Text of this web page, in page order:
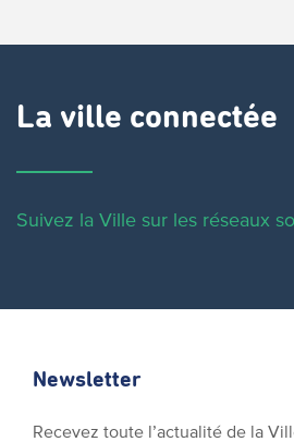
La ville connectée
Suivez la Ville sur les réseaux
Newsletter
Recevez toute l’actualité de la